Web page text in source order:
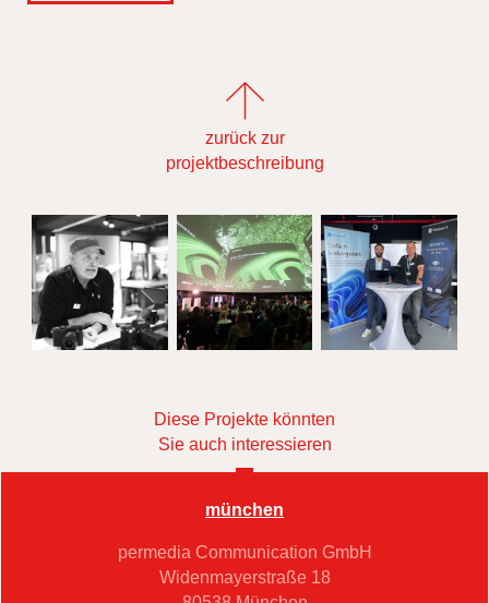
zurück zur
projektbeschreibung
Diese Projekte könnten
Sie auch interessieren
münchen
permedia Communication GmbH
Widenmayerstraße 18